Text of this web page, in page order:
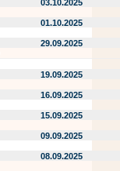
03.10.2025
01.10.2025
29.09.2025
19.09.2025
16.09.2025
15.09.2025
09.09.2025
08.09.2025